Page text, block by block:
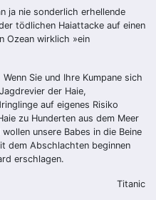
ja nie sonderlich erhellende
tödlichen Haiattacke auf einen
Ozean wirklich »ein
Sie und Ihre Kumpane sich
der Haie,
auf eigenes Risiko
zu Hunderten aus dem Meer
unsere Babes in die Beine
dem Abschlachten beginnen
erschlagen.
Titanic